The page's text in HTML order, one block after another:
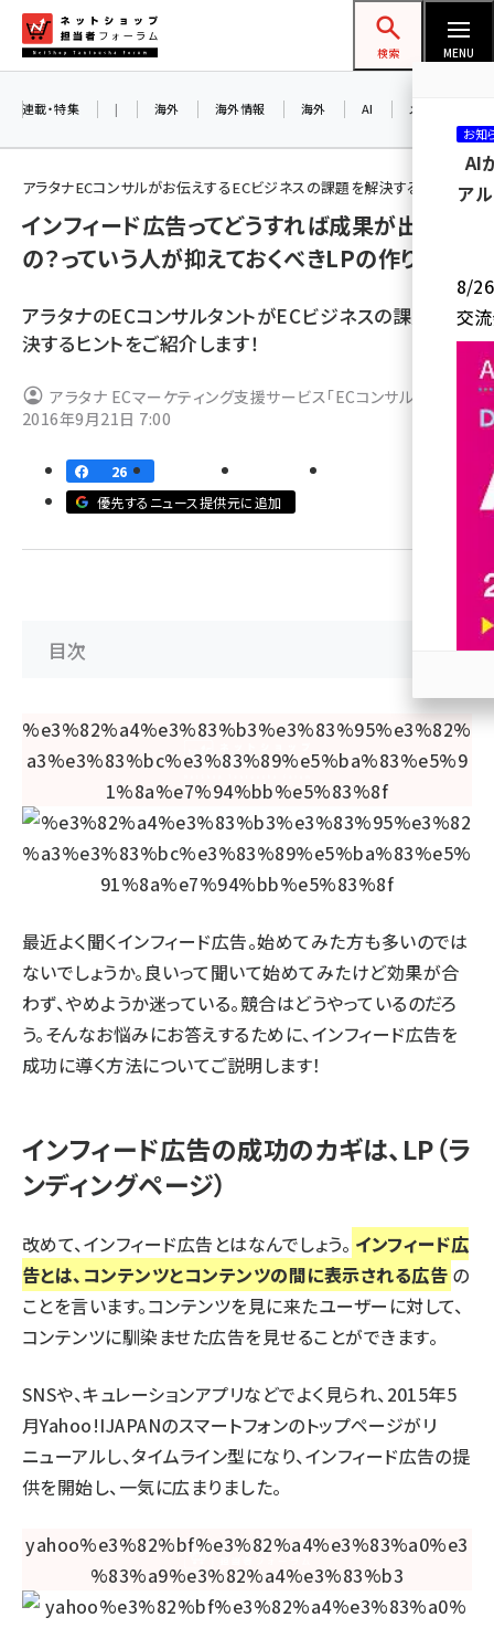
ン
ネットショップ担当者フォーラム
検索 MENU
amazon (2232)
楽天 (1863)
アスクル (1112)
ビィ・フォアード (768)
連載・特集 | 海外 海外情報 海外 AI メタバース
アラタナECコンサルがお伝えするECビジネスの課題を解決するヒント
インフィード広告ってどうすれば成果が出る
の？っていう人が抑えておくべきLPの作り方
アラタナのECコンサルタントがECビジネスの課題を解
決するヒントをご紹介します！
アラタナ ECマーケティング支援サービス「ECコンサル」
2016年9月21日 7:00
26
優先するニュース提供元に追加
目次
最近よく聞くインフィード広告。始めてみた方も多いのでは
ないでしょうか。良いって聞いて始めてみたけど効果が合
わず、やめようか迷っている。競合はどうやっているのだろ
う。そんなお悩みにお答えするために、インフィード広告を
成功に導く方法についてご説明します！
インフィード広告の成功のカギは、LP（ラ
ンディングページ）
改めて、インフィード広告とはなんでしょう。 インフィード広
告とは、コンテンツとコンテンツの間に表示される広告 の
ことを言います。コンテンツを見に来たユーザーに対して、
コンテンツに馴染ませた広告を見せることができます。
SNSや、キュレーションアプリなどでよく見られ、2015年5
月Yahoo!IJAPANのスマートフォンのトップページがリ
ニューアルし、タイムライン型になり、インフィード広告の提
供を開始し、一気に広まりました。
お知
AI
ア
8/26
交
参